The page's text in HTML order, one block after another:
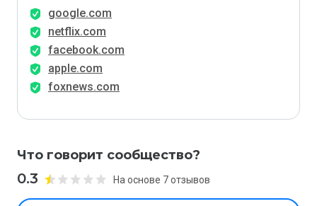
google.com
netflix.com
facebook.com
apple.com
foxnews.com
Что говорит сообщество?
0.3 На основе 7 отзывов